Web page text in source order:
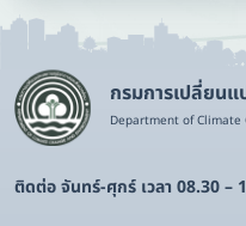
กรมการเปลี่ยน
Department of Climate
ติดต่อ จันทร์-ศุกร์ เวลา 08.30 –